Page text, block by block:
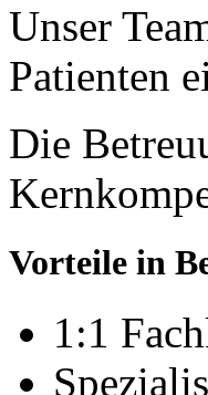
Unser
Patienten
Die
Vorteile in
1:1